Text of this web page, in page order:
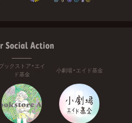
Social Action
ックストア・エイ
ド基金
小劇場・エイド基金